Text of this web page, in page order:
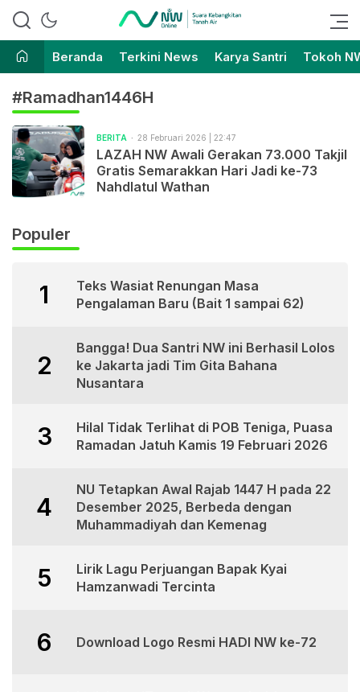
Nahdlatul Wathan Online
Suara Kebangkitan Tanah Air
Beranda
Terkini News Karya Santri Tokoh
#Ramadhan1446H
BERITA 28 Februari 2026 | 22:47
LAZAH NW Awali Gerakan 73.000 Takjil
Gratis Semarakkan Hari Jadi ke-73
Nahdlatul Wathan
Populer
1
Teks Wasiat Renungan Masa
Pengalaman Baru (Bait 1 sampai 62)
2
Bangga! Dua Santri NW ini Berhasil Lolos
ke Jakarta jadi Tim Gita Bahana
Nusantara
3
Hilal Tidak Terlihat di POB Teniga, Puasa
Ramadan Jatuh Kamis 19 Februari 2026
4
NU Tetapkan Awal Rajab 1447 H pada 22
Desember 2025, Berbeda dengan
Muhammadiyah dan Kemenag
5
Lirik Lagu Perjuangan Bapak Kyai
Hamzanwadi Tercinta
6 Download Logo Resmi HADI NW ke-72